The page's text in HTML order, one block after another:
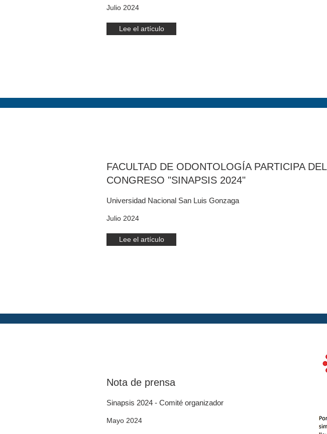
Julio 2024
Lee el artículo
FACULTAD DE ODONTOLOGÍA PARTICIPA DEL
CONGRESO "SINAPSIS 2024"
Universidad Nacional San Luis Gonzaga
Julio 2024
Lee el artículo
Nota de prensa
Sinapsis 2024 - Comité organizador
Mayo 2024